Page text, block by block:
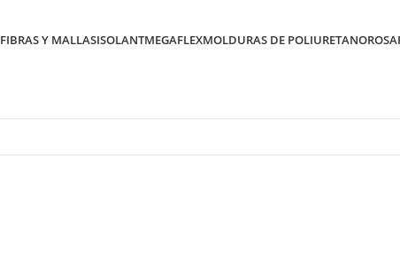
FIBRAS Y MALLASISOLANTMEGAFLEXMOLDURAS DE POLIURETANO